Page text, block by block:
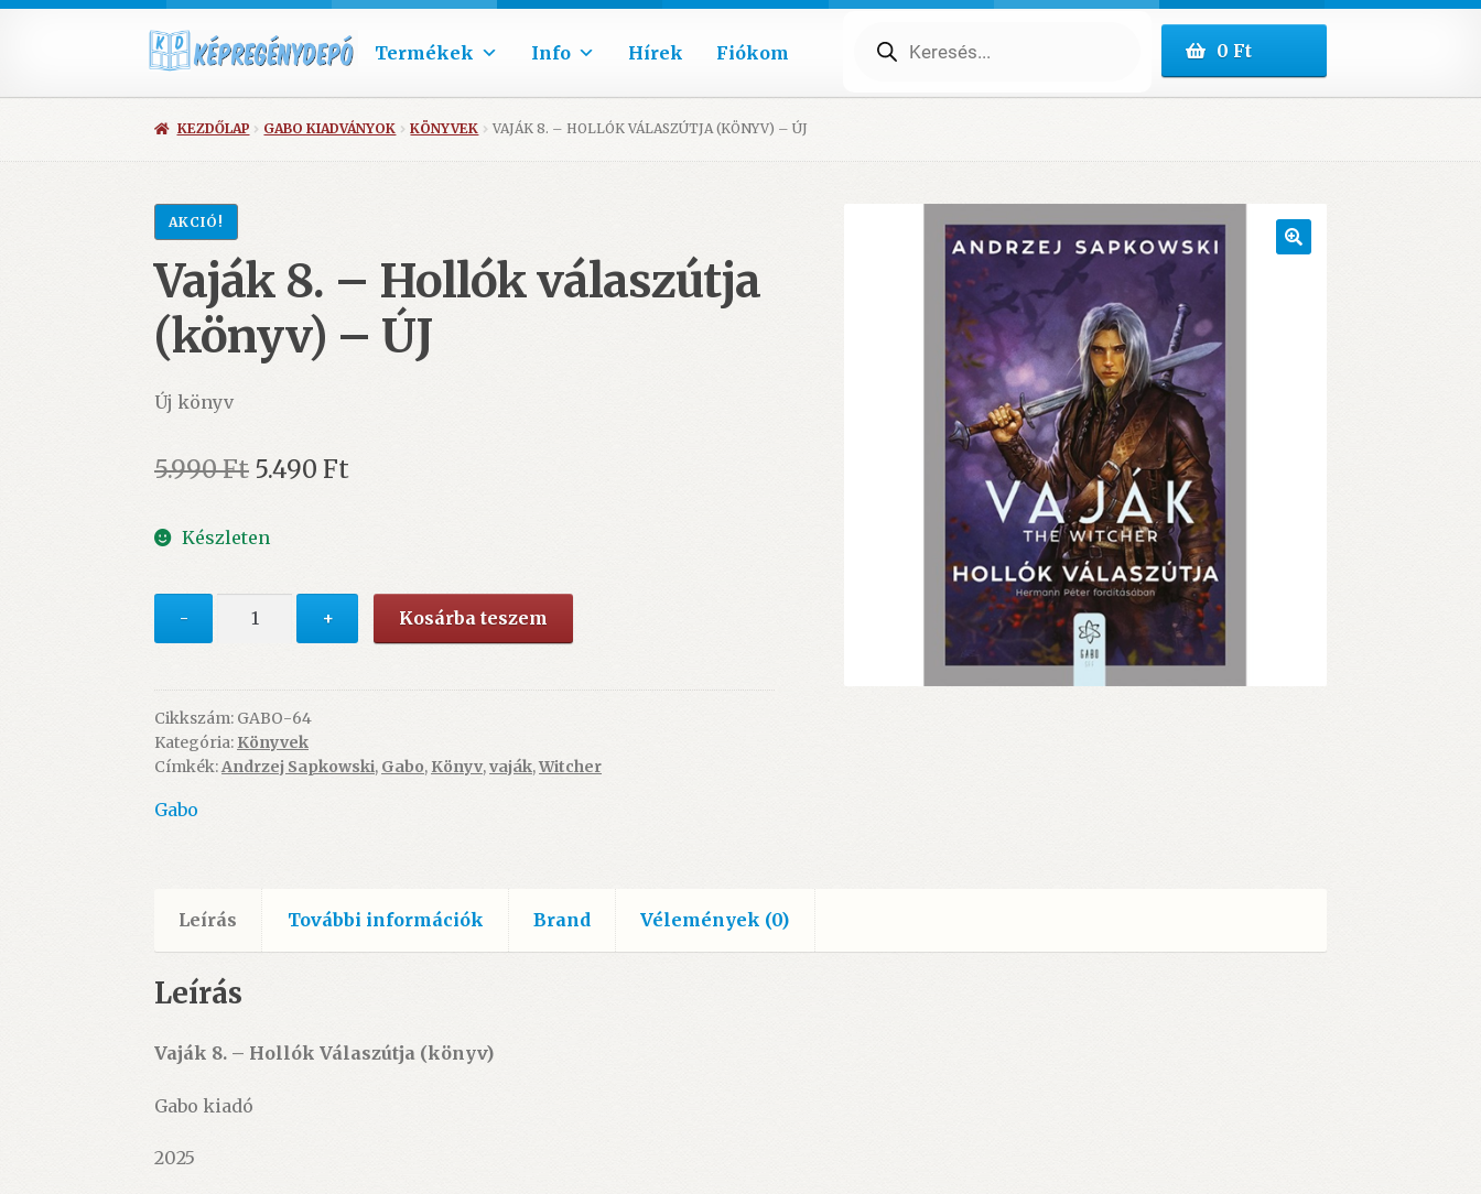
Termékek Info Hírek Fiókom search 0Ft
KEZDŐLAP GABO KIADVÁNYOK KÖNYVEK VAJÁK 8. – HOLLÓK VÁLASZÚTJA (KÖNYV) – ÚJ
AKCIÓ!
Vaják 8. – Hollók válaszútja
(könyv) – ÚJ
Új könyv
5.990Ft Original
was:
5.490FtCurrent
Készleten
-
Vaják
Hollók
válaszútja
(könyv)
-
+ Kosárba teszem
Cikkszám: GABO-64
Kategória: Könyvek
Címkék:Andrzej Sapkowski, Gabo, Könyv,vaják,Witcher
Gabo
Leírás További információk Brand Vélemények (0)
Leírás
Vaják 8. – Hollók Válaszútja (könyv)
Gabo kiadó
2025